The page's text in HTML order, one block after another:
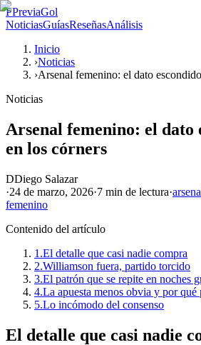
PPreviaGol
NoticiasGuíasReseñasAnálisis
Inicio
›Noticias
›Arsenal femenino: el dato
Noticias
Arsenal femenino: el dato
en los córners
DDiego Salazar
·24 de marzo, 2026·7 min de lectura·
femenino
Contenido del artículo
1.El detalle que casi nadie compra
2.Williamson fuera, partido torcido
3.El patrón que se repite en noches
4.La apuesta menos obvia y por qué
5.Lo incómodo del consenso
El detalle que casi nadie